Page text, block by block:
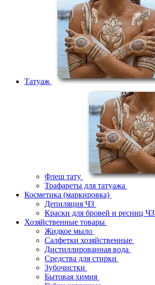
Татуаж
Флеш тату
Трафареты для татуажа
Косметика (маркировка)
Депиляция ЧЗ
Краски для бровей и ресниц ЧЗ
Хозяйственные товары
Жидкое мыло
Салфетки хозяйственные
Дистиллированная вода
Средства для стирки
Зубочистки
Бытовая химия